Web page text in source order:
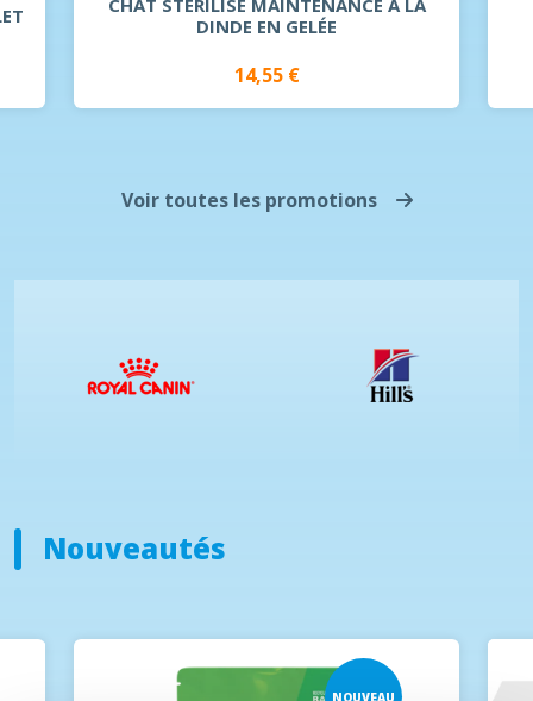
CHAT STÉRILISÉ MAINTENANCE À LA
DINDE EN GELÉE
14,55 €
Voir toutes les promotions
Nouveautés
NOUVEAU